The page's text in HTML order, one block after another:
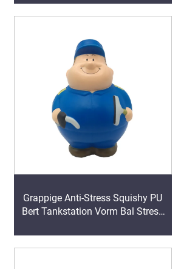
Grappige Anti-Stress Squishy PU
Bert Tankstation Vorm Bal Stress
Speel- en Ontspanningsspeeltjes
Geschenk